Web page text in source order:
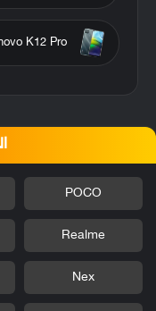
K12 Pro
POCO
Realme
Nex